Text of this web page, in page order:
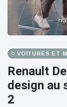
VOITURES ET
Renault
design au
2